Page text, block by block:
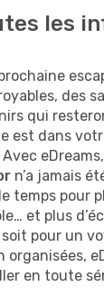
les
des
qui
est dans
eDreams,
n’a jamais
temps pour
et plus
pour un
organisées,
en toute